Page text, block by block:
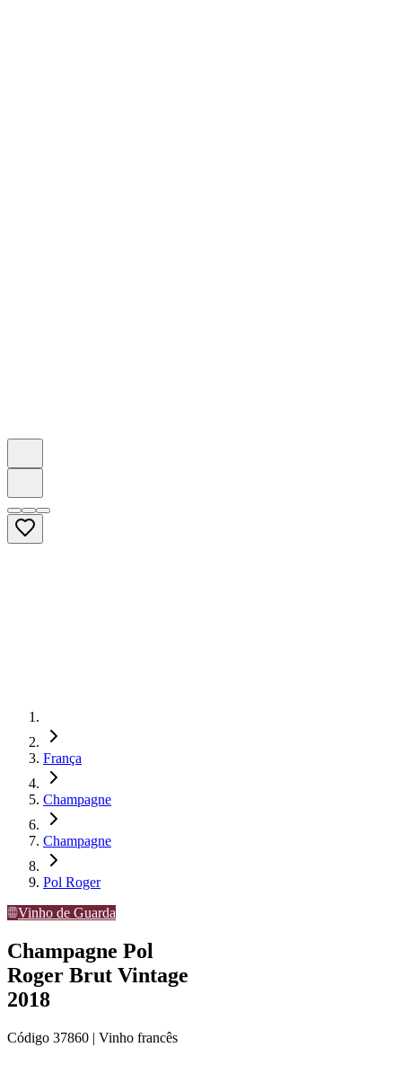
França
Champagne
Champagne
Pol Roger
Vinho de Guarda
Champagne Pol
Roger Brut Vintage
2018
Código 37860 | Vinho francês